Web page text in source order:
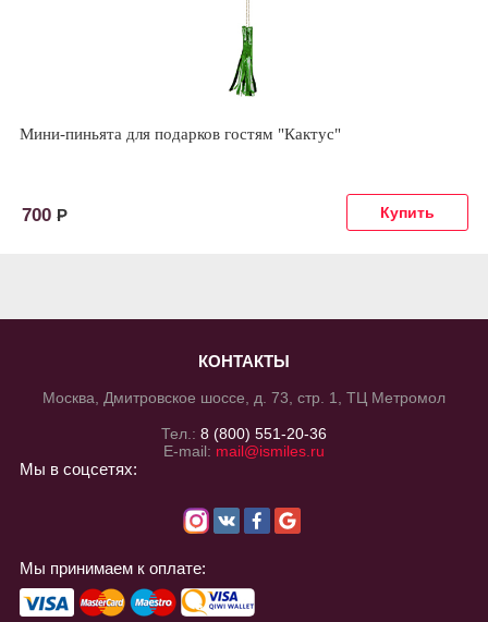
Мини-пиньята для подарков гостям "Кактус"
700 Р
КОНТАКТЫ
Москва, Дмитровское шоссе, д. 73, стр. 1, ТЦ Метромол
Тел.: 8 (800) 551-20-36
E-mail: mail@ismiles.ru
Мы в соцсетях:
Мы принимаем к оплате: